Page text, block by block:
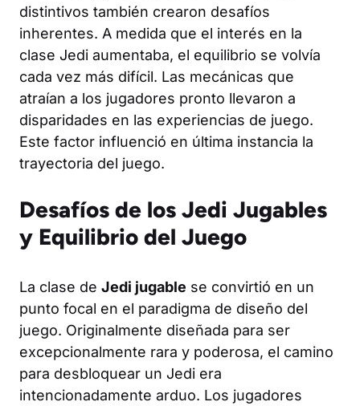
distintivos también crearon desafíos
inherentes. A medida que el interés en la
clase Jedi aumentaba, el equilibrio se volvía
cada vez más difícil. Las mecánicas que
atraían a los jugadores pronto llevaron a
disparidades en las experiencias de juego.
Este factor influenció en última instancia la
trayectoria del juego.
Desafíos de los Jedi Jugables
y Equilibrio del Juego
La clase de Jedi jugable se convirtió en un
punto focal en el paradigma de diseño del
juego. Originalmente diseñada para ser
excepcionalmente rara y poderosa, el camino
para desbloquear un Jedi era
intencionadamente arduo. Los jugadores